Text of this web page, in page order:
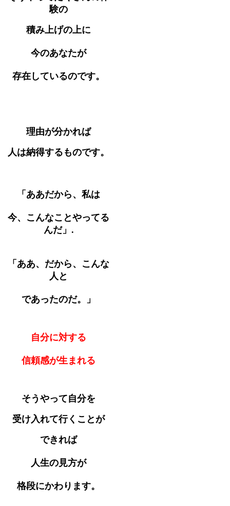
験の
積み上げの上に
今のあなたが
存在しているのです。
理由が分かれば
人は納得するものです。
「ああだから、私は
今、こんなことやってる
んだ」.
「ああ、だから、こんな
人と
であったのだ。」
自分に対する
信頼感が生まれる
そうやって自分を
受け入れて行くことが
できれば
人生の見方が
格段にかわります。